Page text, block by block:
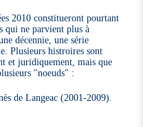
2010 constitueront pourtant
qui ne parvient plus à
décennie, une série
Plusieurs histroires sont
et juridiquement, mais que
"noeuds" :
de Langeac (2001-2009).